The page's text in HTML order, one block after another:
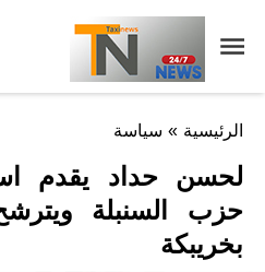
الرئيسية » سياسة
لحسن حداد يقدم
حزب السنبلة
بخريبكة